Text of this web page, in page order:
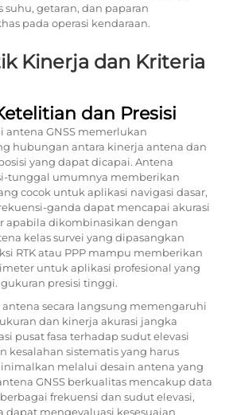
getaran, dan paparan
pada operasi kendaraan.
Kinerja dan Kriteria
dan Presisi
antena GNSS memerlukan
hubungan antara kinerja antena dan
yang dapat dicapai. Antena
tunggal umumnya memberikan
cocok untuk aplikasi navigasi dasar,
ganda dapat mencapai akurasi
apabila dikombinasikan dengan
kelas survei yang dipasangkan
RTK atau PPP mampu memberikan
untuk aplikasi profesional yang
presisi tinggi.
antena secara langsung memengaruhi
dan kinerja akurasi jangka
pusat fasa terhadap sudut elevasi
kesalahan sistematis yang harus
melalui desain antena yang
GNSS berkualitas mencakup data
frekuensi dan sudut elevasi,
dapat mengevaluasi kesesuaian